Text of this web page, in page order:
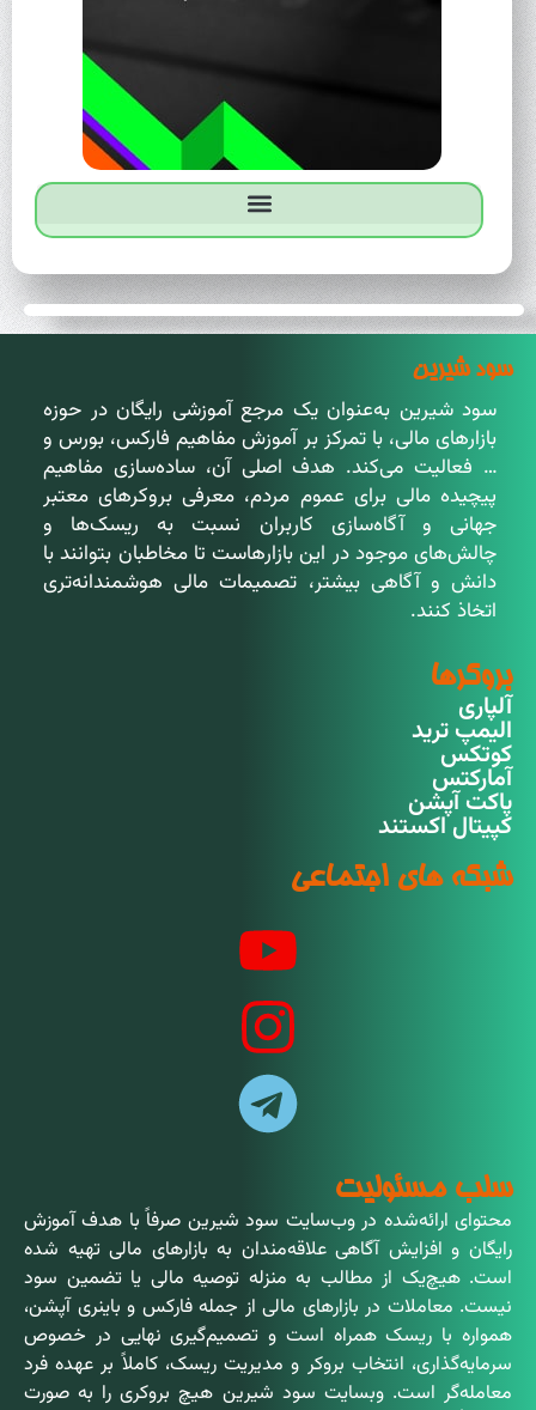
سود شیرین
سود شیرین به‌عنوان یک مرجع آموزشی رایگان در حوزه
بازارهای مالی، با تمرکز بر آموزش مفاهیم فارکس، بورس و
… فعالیت می‌کند. هدف اصلی آن، ساده‌سازی مفاهیم
پیچیده مالی برای عموم مردم، معرفی بروکرهای معتبر
جهانی و آگاه‌سازی کاربران نسبت به ریسک‌ها و
چالش‌های موجود در این بازارهاست تا مخاطبان بتوانند با
دانش و آگاهی بیشتر، تصمیمات مالی هوشمندانه‌تری
اتخاذ کنند.
بروکرها
آلپاری
الیمپ ترید
کوتکس
آمارکتس
پاکت آپشن
کپیتال اکستند
شبکه های اجتماعی
سلب مسئولیت
محتوای ارائه‌شده در وب‌سایت سود شیرین صرفاً با هدف آموزش
رایگان و افزایش آگاهی علاقه‌مندان به بازارهای مالی تهیه شده
است. هیچ‌یک از مطالب به منزله توصیه مالی یا تضمین سود
نیست. معاملات در بازارهای مالی از جمله فارکس و باینری آپشن،
همواره با ریسک همراه است و تصمیم‌گیری نهایی در خصوص
سرمایه‌گذاری، انتخاب بروکر و مدیریت ریسک، کاملاً بر عهده فرد
معامله‌گر است. وبسایت سود شیرین هیچ بروکری را به صورت